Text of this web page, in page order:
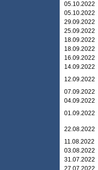
05.10.2022
05.10.2022
29.09.2022
25.09.2022
18.09.2022
18.09.2022
16.09.2022
14.09.2022
12.09.2022
07.09.2022
04.09.2022
01.09.2022
22.08.2022
11.08.2022
03.08.2022
31.07.2022
27.07.2022